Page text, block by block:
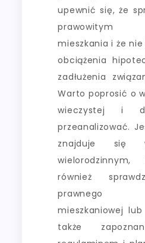
upewnić się, że
prawowitym
mieszkania i że
obciążenia
zadłużenia
Warto poprosić o
wieczystej i
przeanalizować.
znajduje się
również
prawnego
mieszkaniowej lub
także